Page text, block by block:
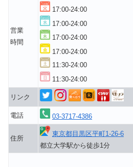
営業
時間
17:00-24:00
17:00-24:00
17:00-24:00
17:00-24:00
11:30-24:00
11:30-24:00
リンク
電話 03-3717-4386
住所
東京都目黒区平町1-26-6
都立大学駅から徒歩1分